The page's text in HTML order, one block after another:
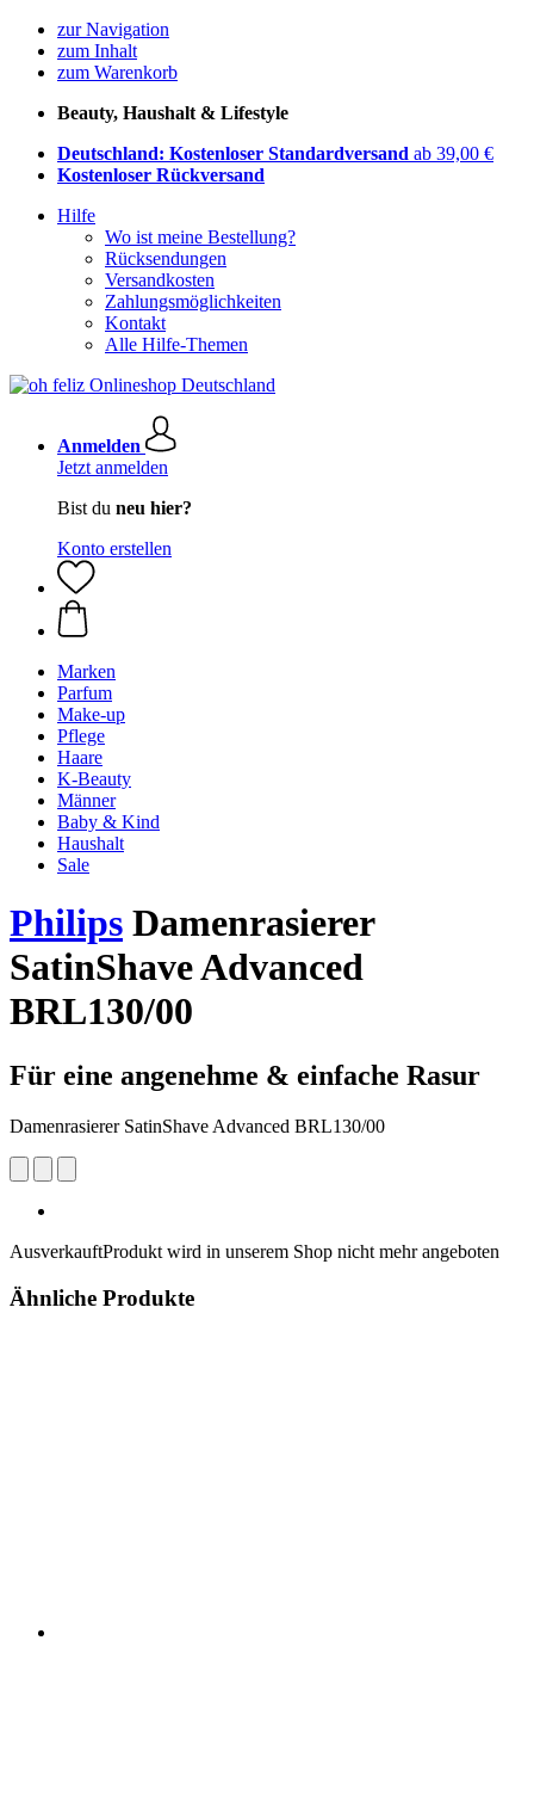
zur Navigation
zum Inhalt
zum Warenkorb
Beauty, Haushalt & Lifestyle
Deutschland: Kostenloser Standardversand ab 39,00 €
Kostenloser Rückversand
Hilfe
Wo ist meine Bestellung?
Rücksendungen
Versandkosten
Zahlungsmöglichkeiten
Kontakt
Alle Hilfe-Themen
Anmelden
Jetzt anmelden
Bist du neu hier?
Konto erstellen
Marken
Parfum
Make-up
Pflege
Haare
K-Beauty
Männer
Baby & Kind
Haushalt
Sale
Philips Damenrasierer
SatinShave Advanced
BRL130/00
Für eine angenehme & einfache Rasur
Damenrasierer SatinShave Advanced BRL130/00
AusverkauftProdukt wird in unserem Shop nicht mehr angeboten
Ähnliche Produkte